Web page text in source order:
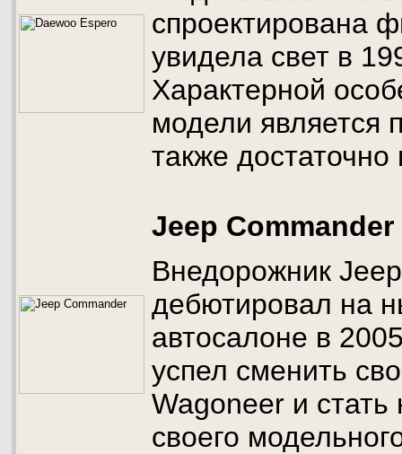
спроектирована
увидела свет в
Характерной
модели является
также
Jeep Commander
Внедорожник
дебютировал на
автосалоне в
успел сменить
Wagoneer и
своего